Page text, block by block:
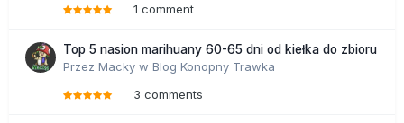
1 comment
Top 5 nasion marihuany 60-65 dni od kiełka do zbioru
Przez Macky w Blog Konopny Trawka
3 comments